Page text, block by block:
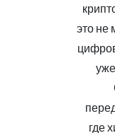
это не
где